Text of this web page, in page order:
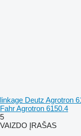
linkage Deutz Agrotron
Fahr Agrotron 6150.4
5
VAIZDO ĮRAŠAS